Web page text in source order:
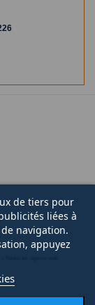
de tiers pour
liées à
navigation.
appuyez